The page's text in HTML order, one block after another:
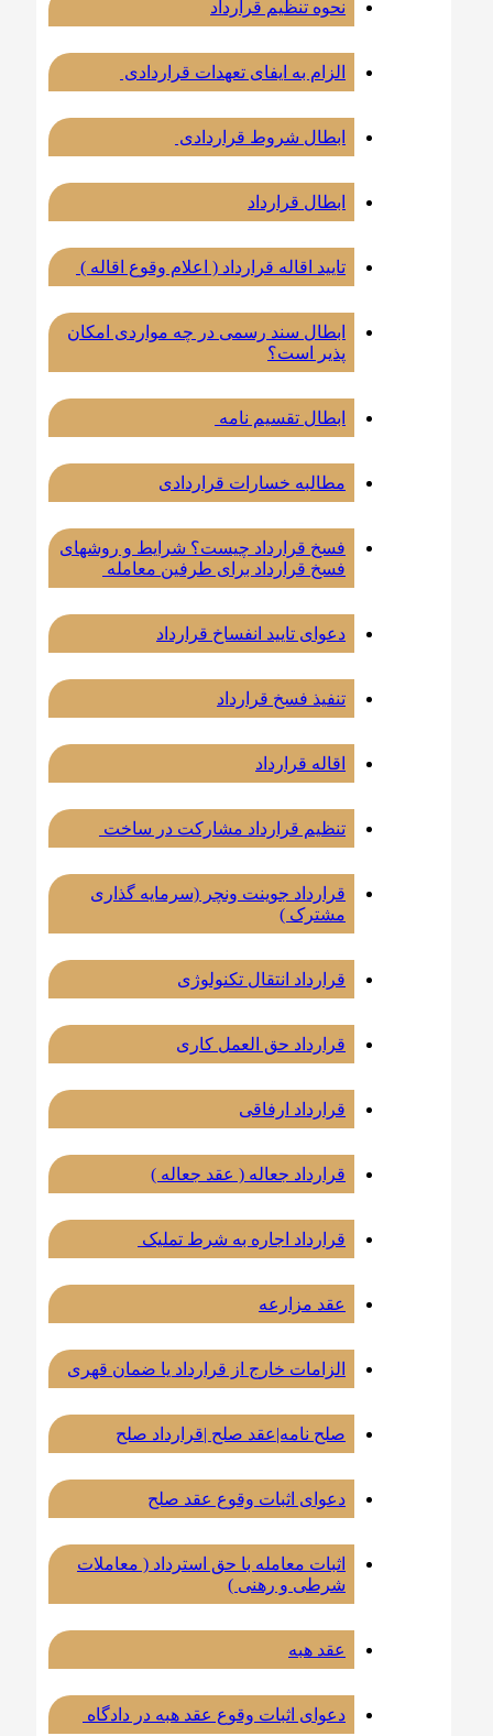
نحوه تنظیم قرارداد
الزام به ایفای تعهدات قراردادی
ابطال شروط قراردادی
ابطال قرارداد
تایید اقاله قرارداد ( اعلام وقوع اقاله )
ابطال سند رسمی در چه مواردی امکان
پذیر است؟
ابطال تقسیم نامه
مطالبه خسارات قراردادی
فسخ قرارداد چیست؟ شرایط و روشهای
فسخ قرارداد برای طرفین معامله
دعوای تایید انفساخ قرارداد
تنفیذ فسخ قرارداد
اقاله قرارداد
تنظیم قرارداد مشارکت در ساخت
قرارداد جوینت ونچر (سرمایه گذاری
مشترک )
قرارداد انتقال تکنولوژی
قرارداد حق العمل کاری
قرارداد ارفاقی
قرارداد جعاله ( عقد جعاله )
قرارداد اجاره به شرط تملیک
عقد مزارعه
الزامات خارج از قرارداد یا ضمان قهری
صلح نامه|عقد صلح |قرارداد صلح
دعوای اثبات وقوع عقد صلح
اثبات معامله با حق استرداد (‌ معاملات
شرطی و رهنی )‌
عقد هبه
دعوای اثبات وقوع عقد هبه در دادگاه